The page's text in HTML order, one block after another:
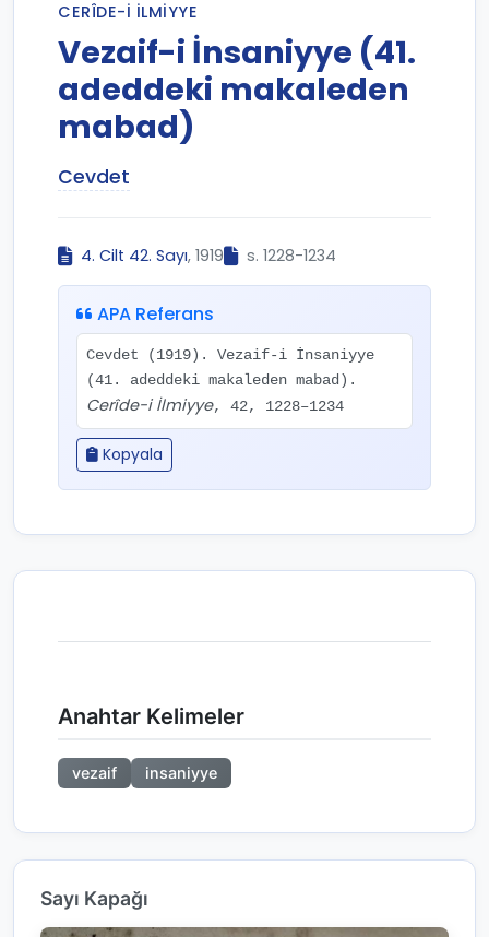
CERÎDE-I İLMIYYE
Vezaif-i İnsaniyye (41.
adeddeki makaleden
mabad)
Cevdet
4. Cilt 42. Sayı, 1919 s. 1228-1234
APA Referans
Cevdet (1919). Vezaif-i İnsaniyye
(41. adeddeki makaleden mabad).
Cerîde-i İlmiyye, 42, 1228–1234
Kopyala
Anahtar Kelimeler
vezaif insaniyye
Sayı Kapağı